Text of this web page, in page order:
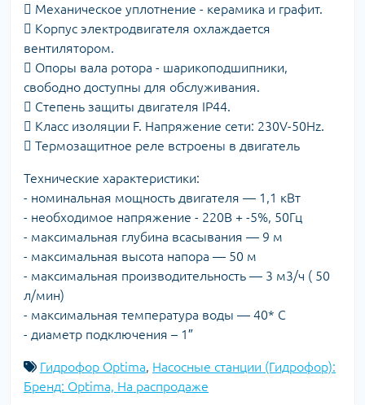
 Механическое уплотнение - керамика и графит.
 Корпус электродвигателя охлаждается
вентилятором.
 Опоры вала ротора - шарикоподшипники,
свободно доступны для обслуживания.
 Степень защиты двигателя IP44.
 Класс изоляции F. Напряжение сети: 230V-50Hz.
 Термозащитное реле встроены в двигатель
Технические характеристики:
- номинальная мощность двигателя ― 1,1 кВт
- необходимое напряжение - 220В + -5%, 50Гц
- максимальная глубина всасывания ― 9 м
- максимальная высота напора ― 50 м
- максимальная производительность ― 3 м3/ч ( 50
л/мин)
- максимальная температура воды ― 40* С
- диаметр подключения – 1″
Гидрофор Optima Насосные станции (Гидрофор):
Бренд: Optima, На распродаже